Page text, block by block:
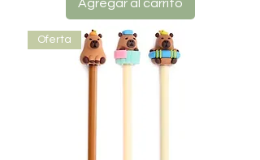
Agregar al carrito
Oferta